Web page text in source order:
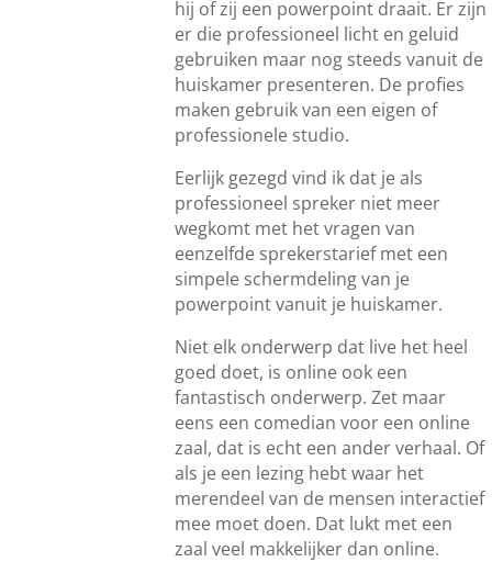
hij of zij een powerpoint draait. Er zijn
er die professioneel licht en geluid
gebruiken maar nog steeds vanuit de
huiskamer presenteren. De profies
maken gebruik van een eigen of
professionele studio.
Eerlijk gezegd vind ik dat je als
professioneel spreker niet meer
wegkomt met het vragen van
eenzelfde sprekerstarief met een
simpele schermdeling van je
powerpoint vanuit je huiskamer.
Niet elk onderwerp dat live het heel
goed doet, is online ook een
fantastisch onderwerp. Zet maar
eens een comedian voor een online
zaal, dat is echt een ander verhaal. Of
als je een lezing hebt waar het
merendeel van de mensen interactief
mee moet doen. Dat lukt met een
zaal veel makkelijker dan online.